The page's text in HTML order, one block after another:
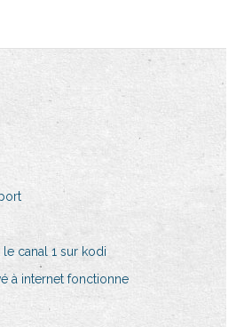
canal 1 sur kodi
à internet fonctionne